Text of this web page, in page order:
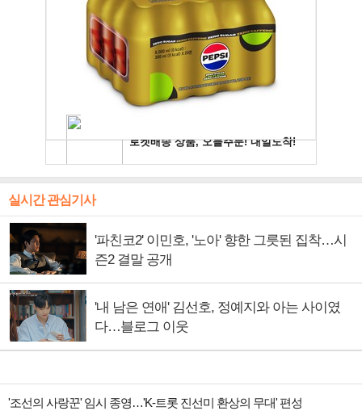
실시간 관심기사
'파친코2' 이민호, '노아' 향한 그릇된 집착…시
즌2 결말 공개
'내 남은 연애' 김선호, 정예지와 아는 사이였
다…블로그 이웃
'조선의 사랑꾼' 임시 종영…'K-트롯 진선미 환상의 무대' 편성